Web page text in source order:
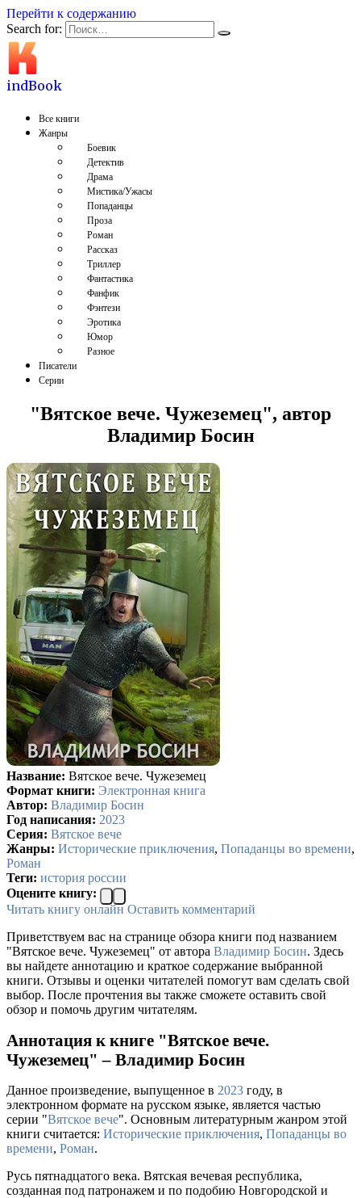
Перейти к содержанию
Search for:
indBook
Все книги
Жанры
Боевик
Детектив
Драма
Мистика/Ужасы
Попаданцы
Проза
Роман
Рассказ
Триллер
Фантастика
Фанфик
Фэнтези
Эротика
Юмор
Разное
Писатели
Серии
"Вятское вече. Чужеземец", автор
Владимир Босин
Название: Вятское вече. Чужеземец
Формат книги: Электронная книга
Автор: Владимир Босин
Год написания: 2023
Серия: Вятское вече
Жанры: Исторические приключения, Попаданцы во времени,
Роман
Теги: история россии
Оцените книгу:
Читать книгу онлайн Оставить комментарий
Приветствуем вас на странице обзора книги под названием
"Вятское вече. Чужеземец" от автора Владимир Босин. Здесь
вы найдете аннотацию и краткое содержание выбранной
книги. Отзывы и оценки читателей помогут вам сделать свой
выбор. После прочтения вы также сможете оставить свой
обзор и помочь другим читателям.
Аннотация к книге "Вятское вече.
Чужеземец" – Владимир Босин
Данное произведение, выпущенное в 2023 году, в
электронном формате на русском языке, является частью
серии "Вятское вече". Основным литературным жанром этой
книги считается: Исторические приключения, Попаданцы во
времени, Роман.
Русь пятнадцатого века. Вятская вечевая республика,
созданная под патронажем и по подобию Новгородской и